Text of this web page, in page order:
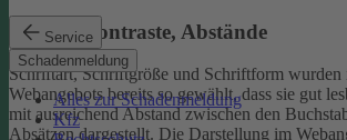
Service
Schadenmeldung
Alles zur Schadenmeldung
Kfz
Schrift, Kontraste, Abstände
Schriftart, Schriftgröße und Schriftform wurden
Webangebots bereits so gewählt, dass sie gut
mit ausreichend Abstand zwischen den
Absätzen dargestellt. Die Darstellung im